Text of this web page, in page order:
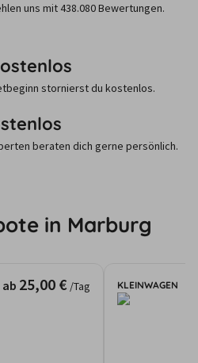
uns mit 438.080 Bewertungen.
stornierst du kostenlos.
beraten dich gerne persönlich.
in Marburg
ab 25,00 € /Tag KLEINWAGEN